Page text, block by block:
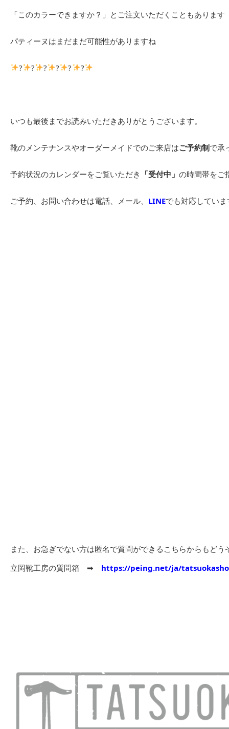
「このカラーできますか？」とご注文いただくこともあります
パティーヌはまだまだ可能性がありますね
? ? ? ? ? ?
いつも最後までお読みいただきありがとうございます。
靴のメンテナンスやオーダーメイドでのご来店はご予約制で承
予約状況のカレンダーをご覧いただき 「受付中」 の時間帯をご
ご予約、お問い合わせは電話、メール、 LINEでも対応していま
また、お急ぎでない方は匿名で質問ができるこちらからもどう
立岡靴工房の質問箱 ➡︎ https://peing.net/ja/